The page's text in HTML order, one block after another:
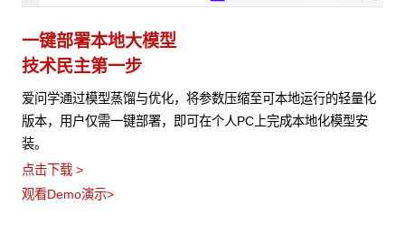
一键部署本地大模型
技术民主第一步
爱问学通过模型蒸馏与优化，将参数压缩至可本地运行的轻量化
版本，用户仅需一键部署，即可在个人PC上完成本地化模型安
装。
点击下载 >
观看Demo演示>